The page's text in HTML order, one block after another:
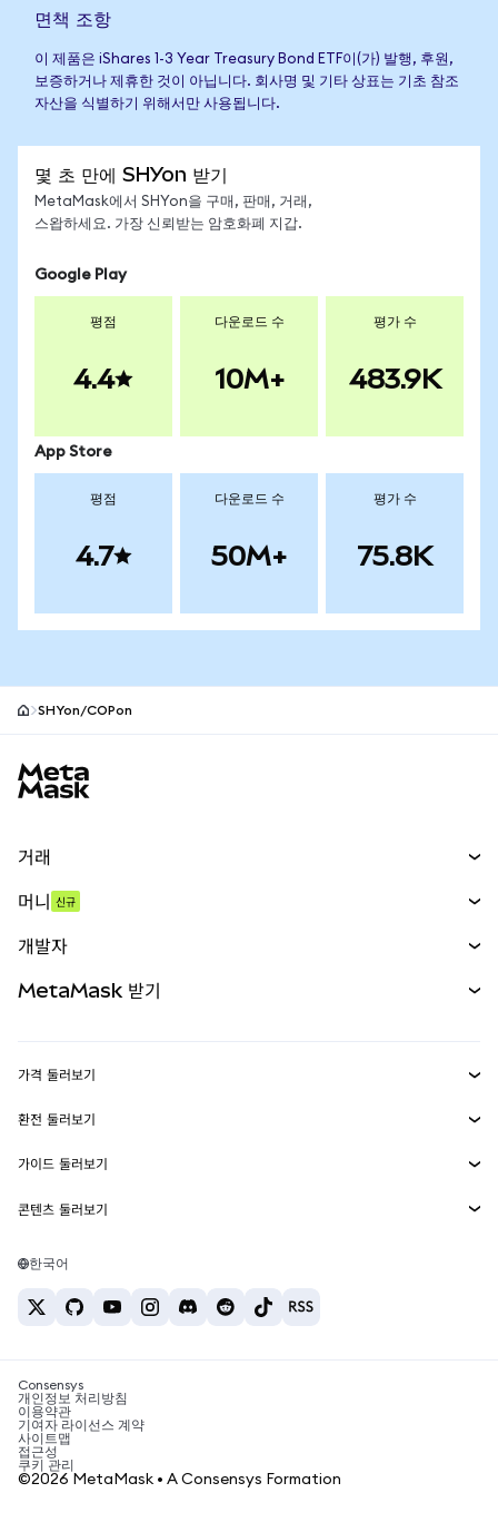
면책 조항
이 제품은 iShares 1-3 Year Treasury Bond ETF이(가) 발행, 후원,
보증하거나 제휴한 것이 아닙니다. 회사명 및 기타 상표는 기초 참조
자산을 식별하기 위해서만 사용됩니다.
몇 초 만에 SHYon 받기
MetaMask에서 SHYon을 구매, 판매, 거래,
스왑하세요. 가장 신뢰받는 암호화폐 지갑.
Google Play
평점
4.4
다운로드 수
10M+
평가 수
483.9K
App Store
평점
4.7
다운로드 수
50M+
평가 수
75.8K
SHYon/COPon
거래
무기한 선물
실물자산
머니 신규
개발자
MetaMask Connect
Snaps
웹3 서비스
MetaMask 받기
보안
고객 지원
채용
가격 둘러보기
이더리움 가격
솔라나 가격
테더 가격
환전 둘러보기
ETH를 USD로 환전
USDT를 INR로 환전
BTC를 INR로 환전
ETH를 USDT로 환전
가이드 둘러보기
ETH 매수
USDT 매수
SHIB 매수
BNB 매수
콘텐츠 둘러보기
솔라나 지갑
암호화폐 세금 뉴스
암호화폐 매수 방법
비트코인 매도 방법
한국어
Consensys
개인정보 처리방침
이용약관
기여자 라이선스 계약
사이트맵
접근성
쿠키 관리
©2026 MetaMask • A Consensys Formation